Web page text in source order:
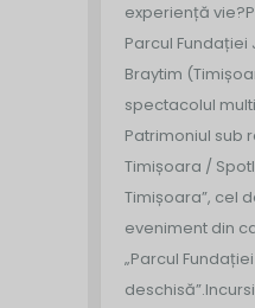
experiență vie?
Parcul
Braytim
spectacolul
Patrimoniul sub
Timișoara /
Timișoara”, cel
eveniment din
„Parcul
deschisă”.